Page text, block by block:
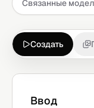
Связанные
Создать
Ввод